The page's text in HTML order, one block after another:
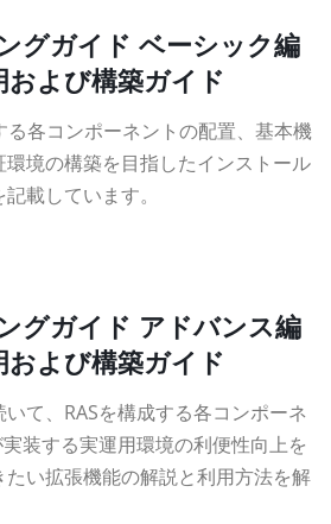
グガイド ベーシック編
および構築ガイド
る各コンポーネントの配置、基本機
境の構築を目指したインストール
載しています。
グガイド アドバンス編
および構築ガイド
て、RASを構成する各コンポーネ
装する実運用環境の利便性向上を
い拡張機能の解説と利用方法を解